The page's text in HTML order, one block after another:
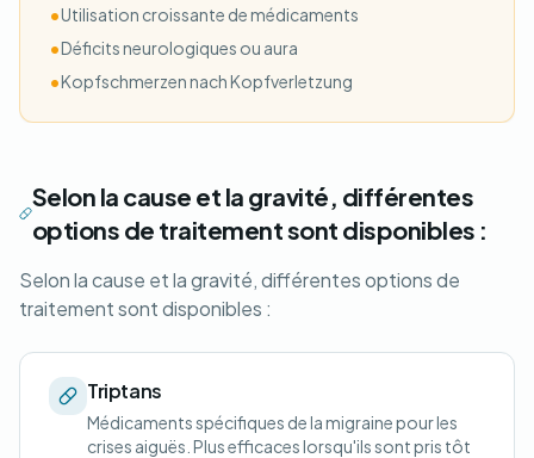
•Utilisation croissante de médicaments
•Déficits neurologiques ou aura
•Kopfschmerzen nach Kopfverletzung
Selon la cause et la gravité, différentes
options de traitement sont disponibles :
Selon la cause et la gravité, différentes options de
traitement sont disponibles :
Triptans
Médicaments spécifiques de la migraine pour les
crises aiguës. Plus efficaces lorsqu'ils sont pris tôt